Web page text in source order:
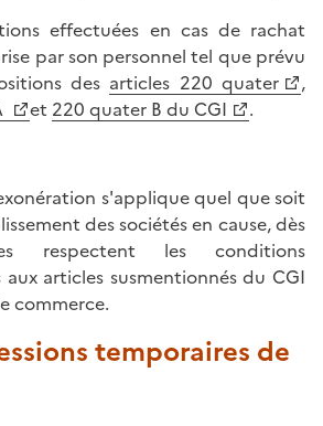
effectuées en cas de rachat
par son personnel tel que prévu
des articles 220 quater
,
et 220 quater B du CGI
.
s'applique quel que soit
des sociétés en cause, dès
respectent les conditions
articles susmentionnés du CGI
commerce.
temporaires de